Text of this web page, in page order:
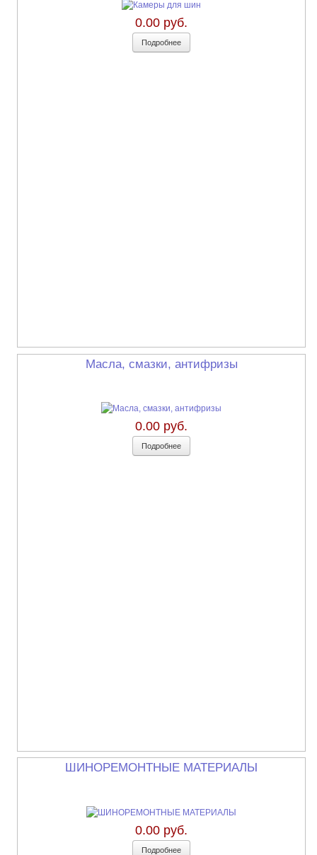
0.00 руб.
Подробнее
Масла, смазки, антифризы
0.00 руб.
Подробнее
ШИНОРЕМОНТНЫЕ МАТЕРИАЛЫ
0.00 руб.
Подробнее